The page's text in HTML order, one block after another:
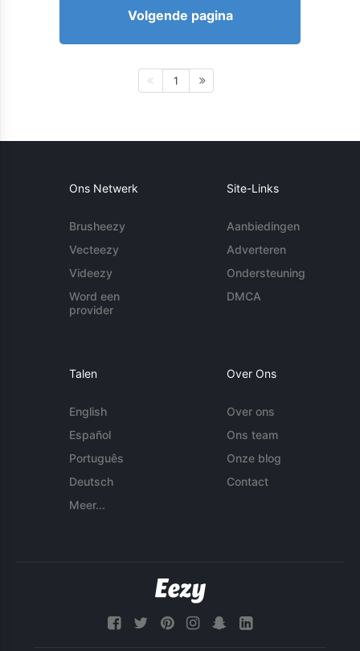
Volgende pagina
1
Ons Netwerk
Brusheezy
Vecteezy
Videezy
Word een
provider
Site-Links
Aanbiedingen
Adverteren
Ondersteuning
DMCA
Talen
English
Español
Português
Deutsch
Meer...
Over Ons
Over ons
Ons team
Onze blog
Contact